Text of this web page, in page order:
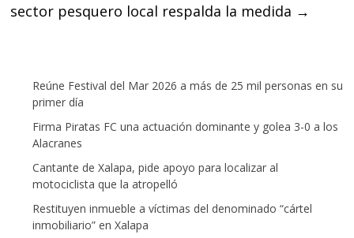
sector pesquero local respalda la medida →
Reúne Festival del Mar 2026 a más de 25 mil personas en su
primer día
Firma Piratas FC una actuación dominante y golea 3-0 a los
Alacranes
Cantante de Xalapa, pide apoyo para localizar al
motociclista que la atropelló
Restituyen inmueble a víctimas del denominado “cártel
inmobiliario” en Xalapa